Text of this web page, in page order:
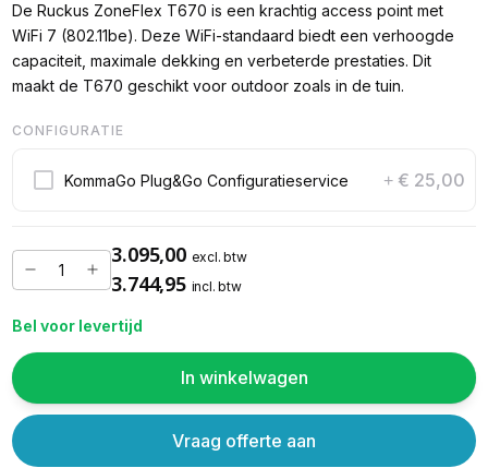
De Ruckus ZoneFlex T670 is een krachtig access point met
WiFi 7 (802.11be). Deze WiFi-standaard biedt een verhoogde
capaciteit, maximale dekking en verbeterde prestaties. Dit
maakt de T670 geschikt voor outdoor zoals in de tuin.
CONFIGURATIE
KommaGo Plug&Go Configuratieservice + € 25,00
3.095,00 excl. btw
3.744,95 incl. btw
Bel voor levertijd
In winkelwagen
Vraag offerte aan